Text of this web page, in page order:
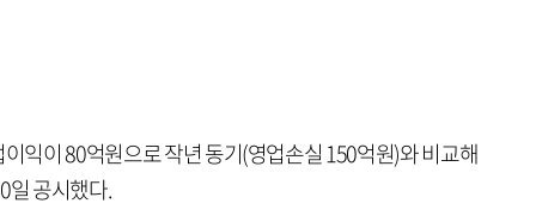
익이 80억원으로 작년 동기(영업손실 150억원)와 비교해
일 공시했다.